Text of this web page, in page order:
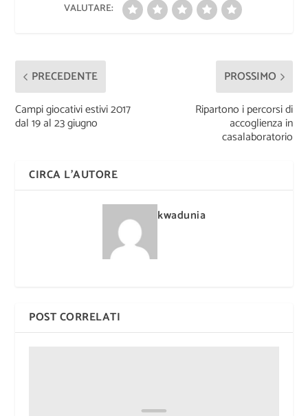
VALUTARE:
PRECEDENTE
Campi giocativi estivi 2017
dal 19 al 23 giugno
PROSSIMO
Ripartono i percorsi di
accoglienza in
casalaboratorio
CIRCA L'AUTORE
kwadunia
POST CORRELATI